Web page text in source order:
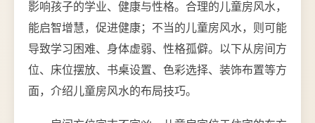
影响孩子的学业、健康与性格。合理的儿童房风水，
能启智增慧，促进健康；不当的儿童房风水，则可能
导致学习困难、身体虚弱、性格孤僻。以下从房间方
位、床位摆放、书桌设置、色彩选择、装饰布置等方
面，介绍儿童房风水的布局技巧。